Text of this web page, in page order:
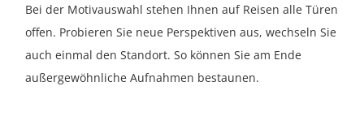
Bei der Motivauswahl stehen Ihnen auf Reisen alle Türen
offen. Probieren Sie neue Perspektiven aus, wechseln Sie
auch einmal den Standort. So können Sie am Ende
außergewöhnliche Aufnahmen bestaunen.